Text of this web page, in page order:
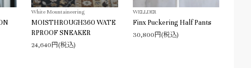
White Mountaineering
MOISTHROUGH360 WATE
RPROOF SNEAKER
24,640円(税込)
WELLDER
Finx Puckering Half Pants
30,800円(税込)